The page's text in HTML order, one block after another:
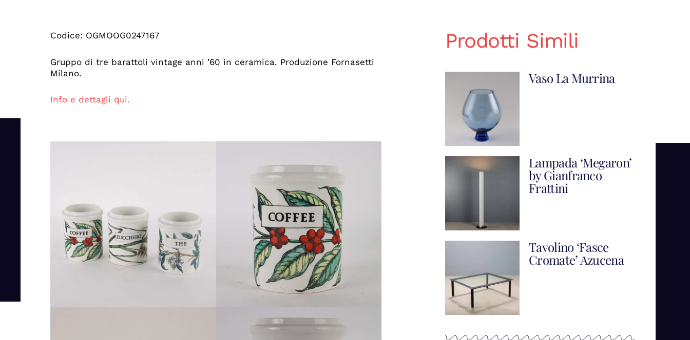
Codice: OGMOOG0247167
Gruppo di tre barattoli vintage anni ’60 in ceramica. Produzione Fornasetti
Milano.
Info e dettagli qui.
Prodotti Simili
Vaso La Murrina
Lampada ‘Megaron’
by Gianfranco
Frattini
Tavolino ‘Fasce
Cromate’ Azucena